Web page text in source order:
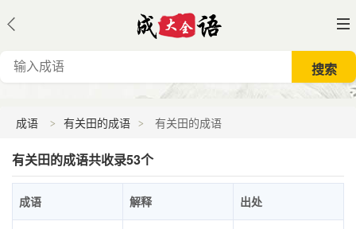
成语 有关田的成语 有关田的成语
有关田的成语共收录53个
成语 解释 出处